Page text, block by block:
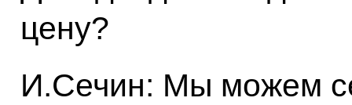
цену?
И.Сечин: Мы можем